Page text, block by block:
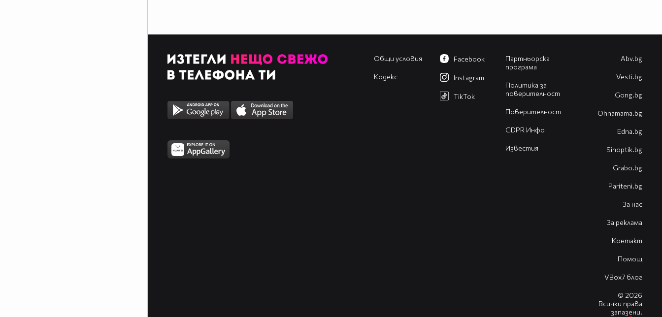
Общи условия
Кодекс
Партньорска
програма
Политика за
поверителност
Поверителност
GDPR Инфо
Известия
Facebook
Instagram
TikTok
Abv.bg
Vesti.bg
Gong.bg
Оhnamama.bg
Edna.bg
Sinoptik.bg
Grabo.bg
Pariteni.bg
За нас
За реклама
Контакт
Помощ
VBox7 блог
© 2026
Всички права
запазени.